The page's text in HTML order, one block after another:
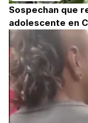
Sospechan que
adolescente en